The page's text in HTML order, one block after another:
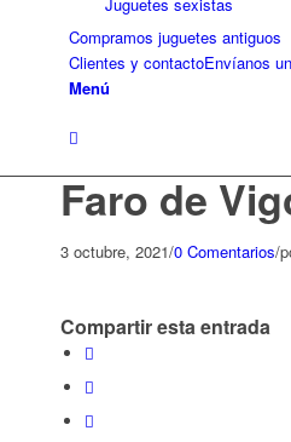
Compramos juguetes antiguos
Clientes y contactoEnvíanos
Menú
Faro de
3 octubre, 2021/0 Comentarios/
Compartir esta entrada